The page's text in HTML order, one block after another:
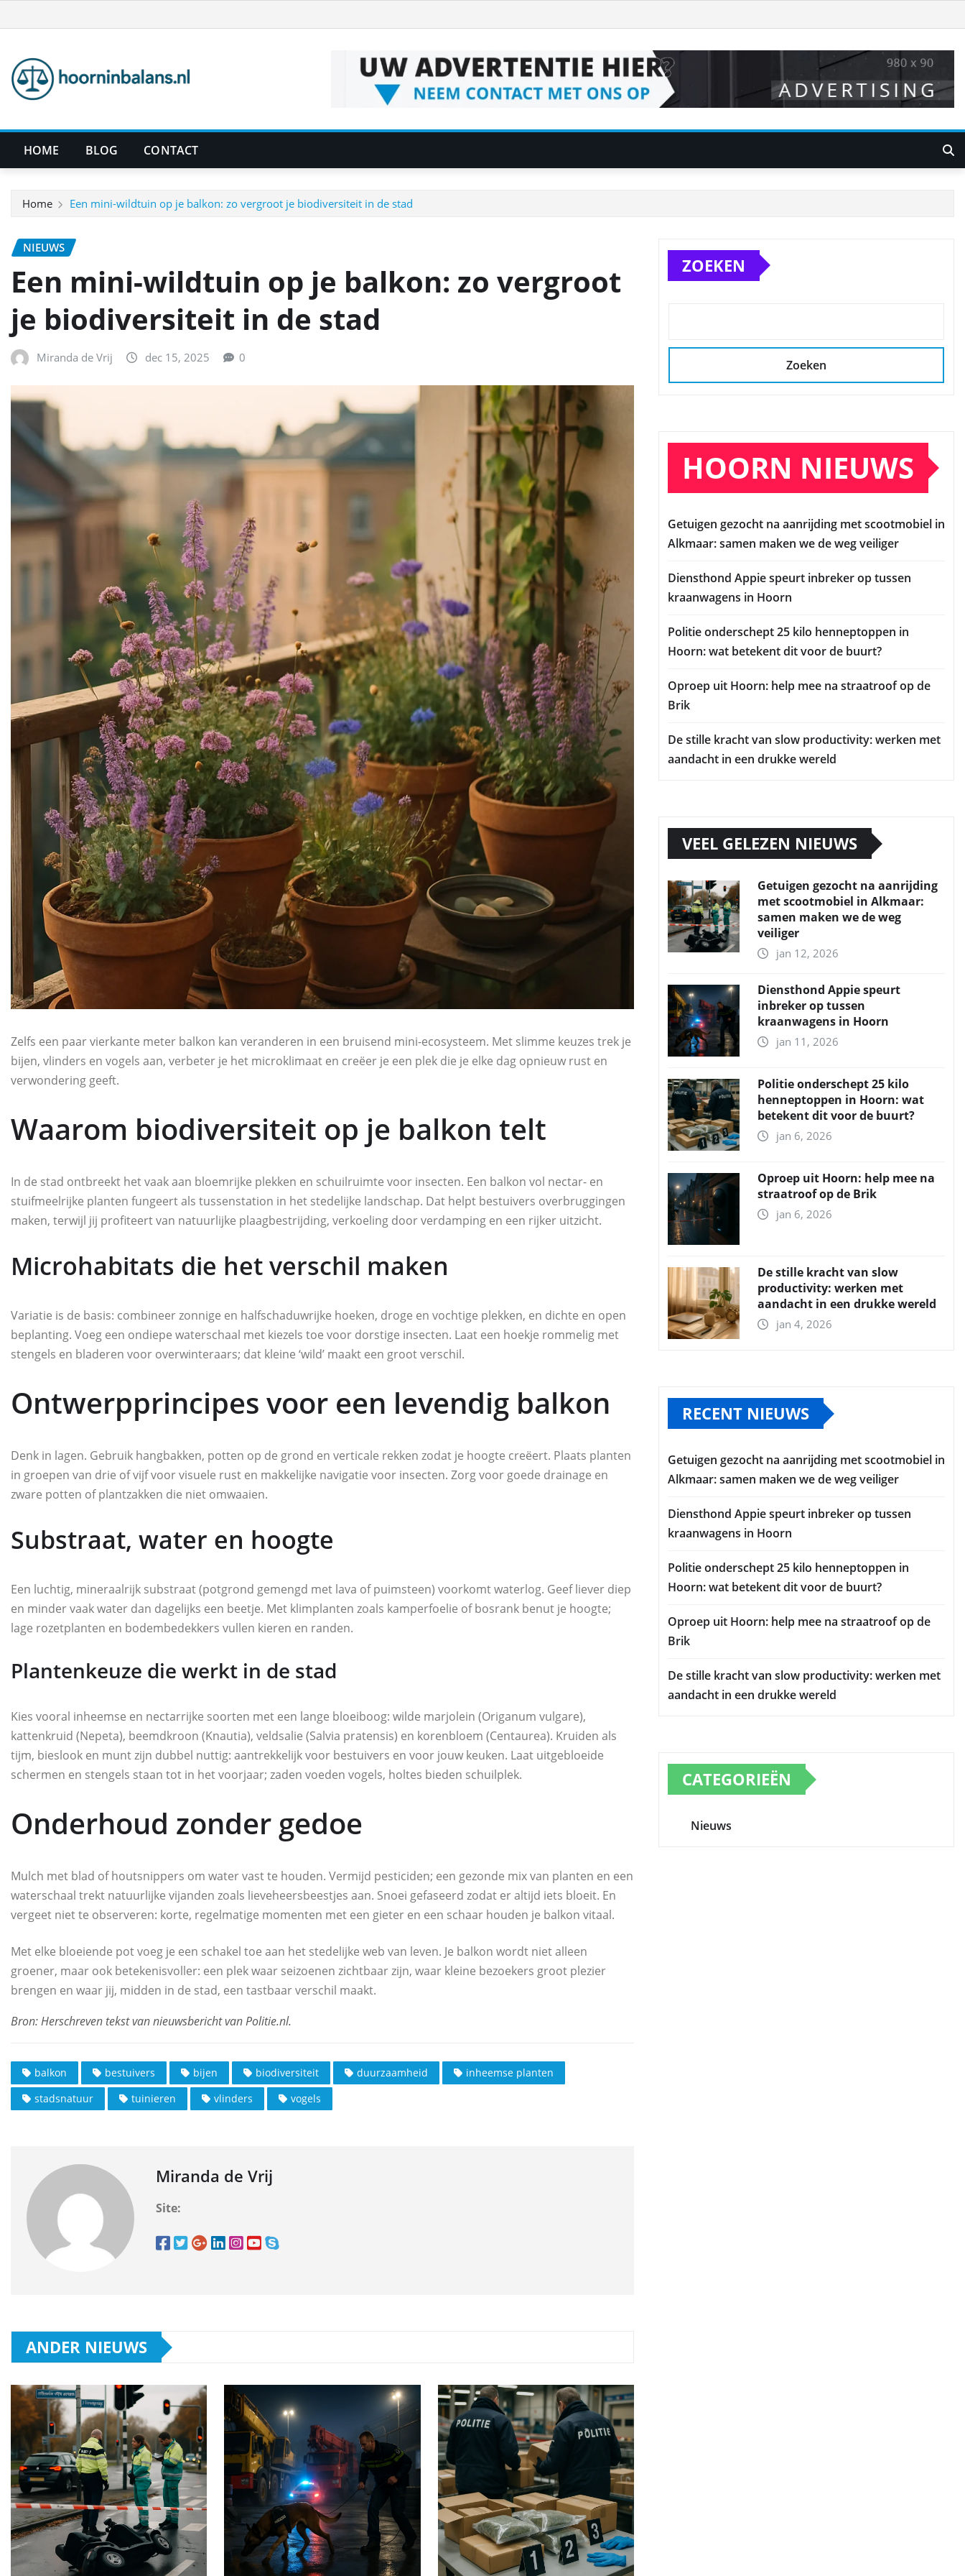
naar
inhoud
HOME BLOG CONTACT
Home Een mini-wildtuin op je balkon: zo vergroot je biodiversiteit in de stad
NIEUWS
Een mini-wildtuin op je balkon: zo vergroot
je biodiversiteit in de stad
Miranda de Vrij dec 15, 2025 0
Zelfs een paar vierkante meter balkon kan veranderen in een bruisend mini-ecosysteem. Met slimme keuzes trek je
bijen, vlinders en vogels aan, verbeter je het microklimaat en creëer je een plek die je elke dag opnieuw rust en
verwondering geeft.
Waarom biodiversiteit op je balkon telt
In de stad ontbreekt het vaak aan bloemrijke plekken en schuilruimte voor insecten. Een balkon vol nectar- en
stuifmeelrijke planten fungeert als tussenstation in het stedelijke landschap. Dat helpt bestuivers overbruggingen
maken, terwijl jij profiteert van natuurlijke plaagbestrijding, verkoeling door verdamping en een rijker uitzicht.
Microhabitats die het verschil maken
Variatie is de basis: combineer zonnige en halfschaduwrijke hoeken, droge en vochtige plekken, en dichte en open
beplanting. Voeg een ondiepe waterschaal met kiezels toe voor dorstige insecten. Laat een hoekje rommelig met
stengels en bladeren voor overwinteraars; dat kleine ‘wild’ maakt een groot verschil.
Ontwerpprincipes voor een levendig balkon
Denk in lagen. Gebruik hangbakken, potten op de grond en verticale rekken zodat je hoogte creëert. Plaats planten
in groepen van drie of vijf voor visuele rust en makkelijke navigatie voor insecten. Zorg voor goede drainage en
zware potten of plantzakken die niet omwaaien.
Substraat, water en hoogte
Een luchtig, mineraalrijk substraat (potgrond gemengd met lava of puimsteen) voorkomt waterlog. Geef liever diep
en minder vaak water dan dagelijks een beetje. Met klimplanten zoals kamperfoelie of bosrank benut je hoogte;
lage rozetplanten en bodembedekkers vullen kieren en randen.
Plantenkeuze die werkt in de stad
Kies vooral inheemse en nectarrijke soorten met een lange bloeiboog: wilde marjolein (Origanum vulgare),
kattenkruid (Nepeta), beemdkroon (Knautia), veldsalie (Salvia pratensis) en korenbloem (Centaurea). Kruiden als
tijm, bieslook en munt zijn dubbel nuttig: aantrekkelijk voor bestuivers en voor jouw keuken. Laat uitgebloeide
schermen en stengels staan tot in het voorjaar; zaden voeden vogels, holtes bieden schuilplek.
Onderhoud zonder gedoe
Mulch met blad of houtsnippers om water vast te houden. Vermijd pesticiden; een gezonde mix van planten en een
waterschaal trekt natuurlijke vijanden zoals lieveheersbeestjes aan. Snoei gefaseerd zodat er altijd iets bloeit. En
vergeet niet te observeren: korte, regelmatige momenten met een gieter en een schaar houden je balkon vitaal.
Met elke bloeiende pot voeg je een schakel toe aan het stedelijke web van leven. Je balkon wordt niet alleen
groener, maar ook betekenisvoller: een plek waar seizoenen zichtbaar zijn, waar kleine bezoekers groot plezier
brengen en waar jij, midden in de stad, een tastbaar verschil maakt.
balkon bestuivers bijen biodiversiteit duurzaamheid
inheemse planten
stadsnatuur
tuinieren vlinders vogels
Miranda de Vrij
Site:
ANDER NIEUWS
ZOEKEN
Zoeken
HOORN NIEUWS
Getuigen gezocht na aanrijding met scootmobiel in
Alkmaar: samen maken we de weg veiliger
Diensthond Appie speurt inbreker op tussen
kraanwagens in Hoorn
Politie onderschept 25 kilo henneptoppen in
Hoorn: wat betekent dit voor de buurt?
Oproep uit Hoorn: help mee na straatroof op de
Brik
De stille kracht van slow productivity: werken met
aandacht in een drukke wereld
VEEL GELEZEN NIEUWS
Getuigen gezocht na aanrijding
met scootmobiel in Alkmaar:
samen maken we de weg
veiliger
jan 12, 2026
Diensthond Appie speurt
inbreker op tussen
kraanwagens in Hoorn
jan 11, 2026
Politie onderschept 25 kilo
henneptoppen in Hoorn: wat
betekent dit voor de buurt?
jan 6, 2026
Oproep uit Hoorn: help mee na
straatroof op de Brik
jan 6, 2026
De stille kracht van slow
productivity: werken met
aandacht in een drukke wereld
jan 4, 2026
RECENT NIEUWS
Getuigen gezocht na aanrijding met scootmobiel in
Alkmaar: samen maken we de weg veiliger
Diensthond Appie speurt inbreker op tussen
kraanwagens in Hoorn
Politie onderschept 25 kilo henneptoppen in
Hoorn: wat betekent dit voor de buurt?
Oproep uit Hoorn: help mee na straatroof op de
Brik
De stille kracht van slow productivity: werken met
aandacht in een drukke wereld
CATEGORIEËN
Nieuws